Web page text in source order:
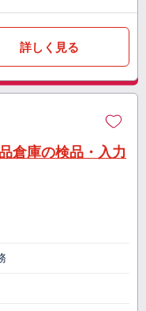
詳しく見る
倉庫の検品・入力